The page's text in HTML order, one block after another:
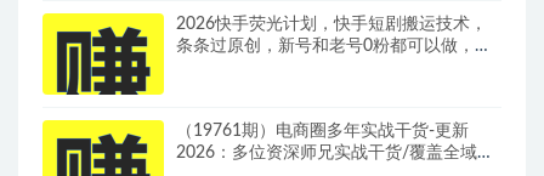
2026快手荧光计划，快手短剧搬运技术，
条条过原创，新号和老号0粉都可以做，有
（19761期）电商圈多年实战干货-更新
2026：多位资深师兄实战干货/覆盖全域平